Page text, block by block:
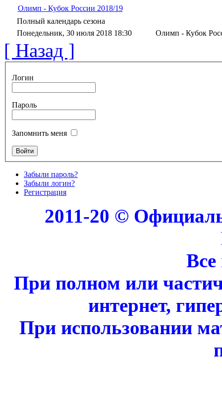
Олимп - Кубок России 2018/19
Полный календарь сезона
Понедельник, 30 июля 2018 18:30
Олимп - Кубок
[ Назад ]
Логин
Пароль
Запомнить меня
Забыли пароль?
Забыли логин?
Регистрация
2011-20 ©
При полном или
интернет,
При использовании